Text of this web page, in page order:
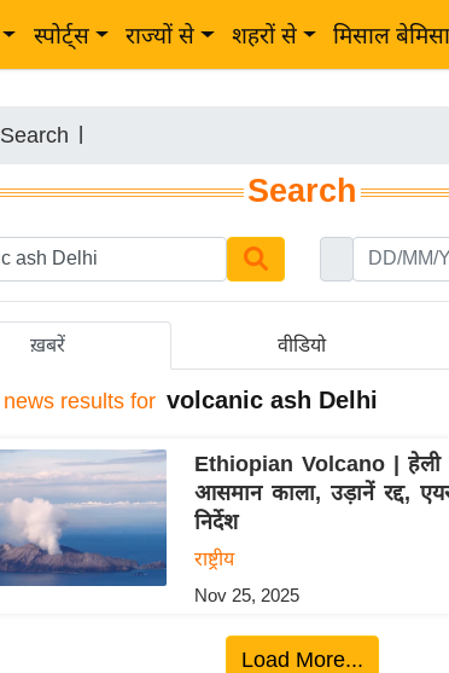
स्पोर्ट्स राज्यों से शहरों से मिसाल
Search
Search
ख़बरें वीडियो
news results for volcanic ash Delhi
Ethiopian Volcano | हेली
आसमान काला, उड़ानें रद्द,
निर्देश
राष्ट्रीय
Nov 25, 2025
Load More...